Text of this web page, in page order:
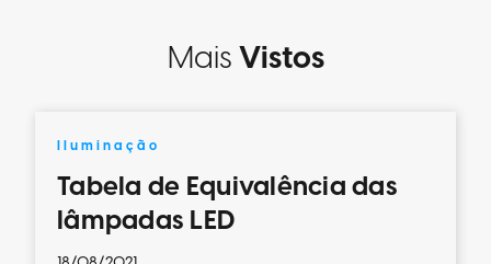
MaisVistos
Iluminação
Tabela de Equivalência das
lâmpadas LED